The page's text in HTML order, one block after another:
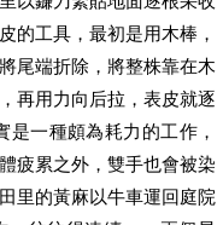
的工具，最初是用木棒，
尾端折除，將整株靠在木
再用力向后拉，表皮就逐
一種頗為耗力的工作，
疲累之外，雙手也會被染
里的黃麻以牛車運回庭院